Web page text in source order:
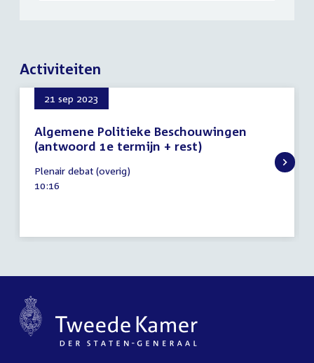
Activiteiten
21 sep 2023
Algemene Politieke Beschouwingen
(antwoord 1e termijn + rest)
september
2023
Plenair debat (overig)
Tijd
10:16